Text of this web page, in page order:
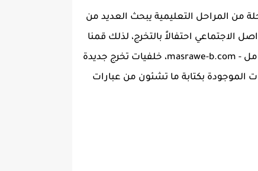
من المراحل التعليمية يبحث العديد من
الاجتماعي احتفالاً بالتخرج، لذلك قمنا
بألسعي وتوفير لكم مجموعة من افخم الخلفيات الخاصة للتخرج بتصاميم عديدة حصرياً على موقع مصراوى الشامل - masrawe-b.com، خلفيات تخرج جديدة
الموجودة بكتابة ما تشئون من عبارات